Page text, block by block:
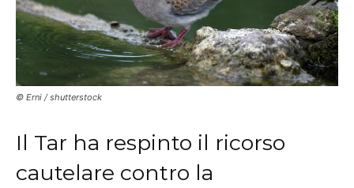
© Erni / shutterstock
Il Tar ha respinto il ricorso
cautelare contro la